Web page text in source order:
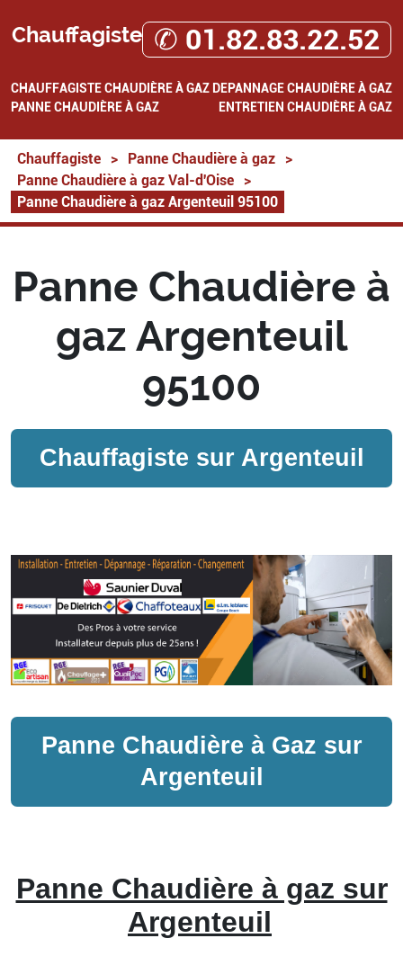
Chauffagiste ✆ 01.82.83.22.52
CHAUFFAGISTECHAUDIÈRE À GAZ DEPANNAGE CHAUDIÈRE À GAZ
PANNE CHAUDIÈRE À GAZ
ENTRETIEN CHAUDIÈRE À GAZ
Chauffagiste > Panne Chaudière à gaz
>
Panne Chaudière à gaz Val-d'Oise
>
Panne Chaudière à gaz Argenteuil 95100
Panne Chaudière à
gaz Argenteuil
95100
Chauffagiste sur Argenteuil
Panne Chaudière à Gaz sur
Argenteuil
Panne Chaudière à gaz sur
Argenteuil